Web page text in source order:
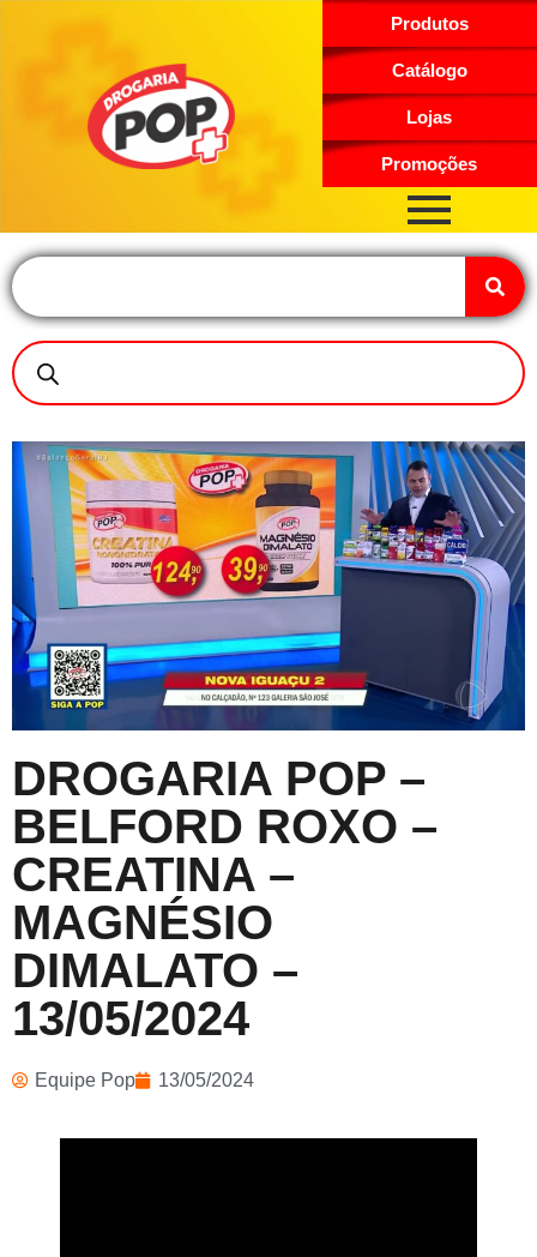
Produtos
Catálogo
Lojas
Promoções
DROGARIA POP –
BELFORD ROXO –
CREATINA –
MAGNÉSIO
DIMALATO –
13/05/2024
Equipe Pop 13/05/2024